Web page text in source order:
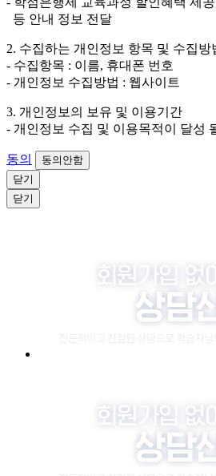
소비자 불만 또는 분쟁처리를 위해
의 경우에는 상담 신청이 제한됩니다.
등 안내 정보 전달
2. 수집하는 개인정보 항목 및 수집방
- 수집항목 : 이름, 휴대폰 번호
- 개인정보 수집방법 : 웹사이트
3. 개인정보의 보유 및 이용기간
- 개인정보 수집 및 이용목적이 달성
동의
동의안함
닫기
닫기